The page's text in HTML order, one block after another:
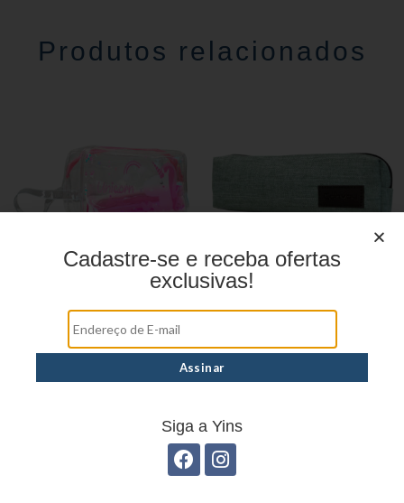
Produtos relacionados
Cadastre-se e receba ofertas
exclusivas!
Siga a Yins